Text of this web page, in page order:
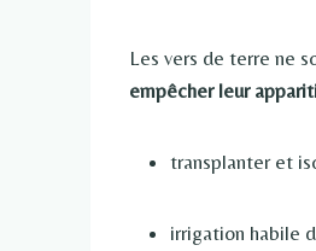
Les vers de terre ne
empêcher leur
transplanter et
irrigation habile